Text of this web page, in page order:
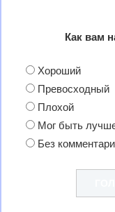
Как вам
Хороший
Превосходный
Плохой
Мог быть
Без